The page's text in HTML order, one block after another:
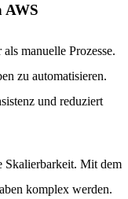
AWS
manuelle Prozesse.
zu automatisieren.
und reduziert
Skalierbarkeit. Mit dem
komplex werden.